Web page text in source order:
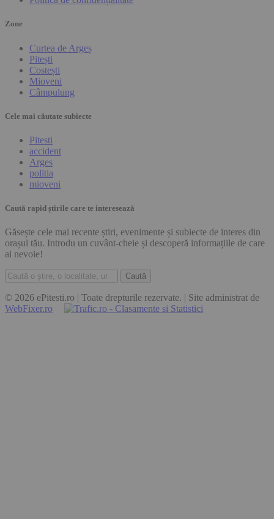
Zone
Curtea de Argeș
Pitești
Costești
Mioveni
Câmpulung
Cele mai căutate subiecte
Pitesti
accident
Arges
politia
mioveni
Caută rapid știrile care te interesează
Găsește cele mai recente știri, evenimente și subiecte de interes din
orașul tău. Introdu un cuvânt-cheie și descoperă informațiile de care
ai nevoie!
Caută
© 2026 ePitesti.ro | Toate drepturile rezervate. | Site administrat de
WebFixer.ro